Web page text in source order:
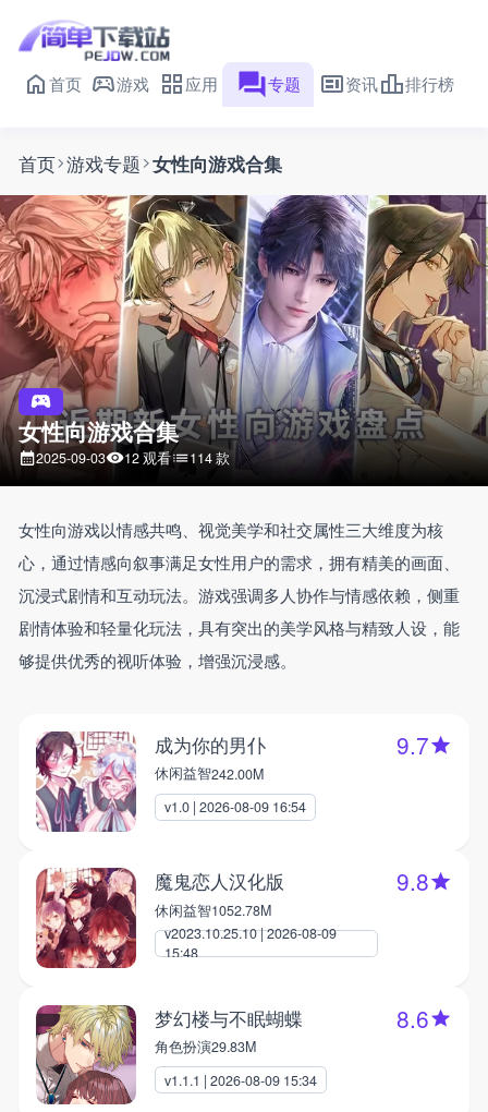
首页 游戏 应用 专题 资讯 排行榜
首页 游戏专题 女性向游戏合集
女性向游戏合集
2025-09-03 12 观看 114 款
女性向游戏以情感共鸣、视觉美学和社交属性三大维度为核
心，通过情感向叙事满足女性用户的需求，拥有精美的画面、
沉浸式剧情和互动玩法。游戏强调多人协作与情感依赖，侧重
剧情体验和轻量化玩法，具有突出的美学风格与精致人设，能
够提供优秀的视听体验，增强沉浸感。
成为你的男仆
休闲益智242.00M
v1.0 | 2026-08-09 16:54
9.7
魔鬼恋人汉化版
休闲益智1052.78M
v2023.10.25.10 | 2026-08-09
15:48
9.8
梦幻楼与不眠蝴蝶
角色扮演29.83M
v1.1.1 | 2026-08-09 15:34
8.6